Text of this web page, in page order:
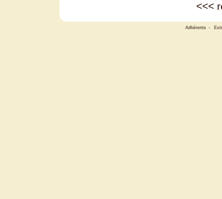
<<<
Adhérents -